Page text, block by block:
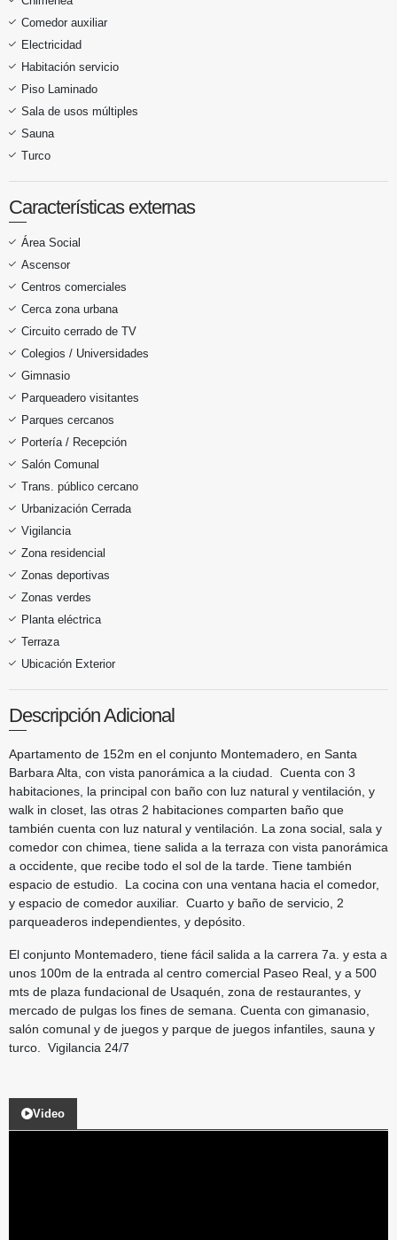
Comedor auxiliar
Electricidad
Habitación servicio
Piso Laminado
Sala de usos múltiples
Sauna
Turco
Características externas
Área Social
Ascensor
Centros comerciales
Cerca zona urbana
Circuito cerrado de TV
Colegios / Universidades
Gimnasio
Parqueadero visitantes
Parques cercanos
Portería / Recepción
Salón Comunal
Trans. público cercano
Urbanización Cerrada
Vigilancia
Zona residencial
Zonas deportivas
Zonas verdes
Planta eléctrica
Terraza
Ubicación Exterior
Descripción Adicional
Apartamento de 152m en el conjunto Montemadero, en Santa
Barbara Alta, con vista panorámica a la ciudad. Cuenta con 3
habitaciones, la principal con baño con luz natural y ventilación, y
walk in closet, las otras 2 habitaciones comparten baño que
también cuenta con luz natural y ventilación. La zona social, sala y
comedor con chimea, tiene salida a la terraza con vista panorámica
a occidente, que recibe todo el sol de la tarde. Tiene también
espacio de estudio. La cocina con una ventana hacia el comedor,
y espacio de comedor auxiliar. Cuarto y baño de servicio, 2
parqueaderos independientes, y depósito.
El conjunto Montemadero, tiene fácil salida a la carrera 7a. y esta a
unos 100m de la entrada al centro comercial Paseo Real, y a 500
mts de plaza fundacional de Usaquén, zona de restaurantes, y
mercado de pulgas los fines de semana. Cuenta con gimanasio,
salón comunal y de juegos y parque de juegos infantiles, sauna y
turco. Vigilancia 24/7
Video